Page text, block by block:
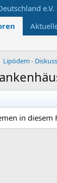
Lipödem -
in diesem